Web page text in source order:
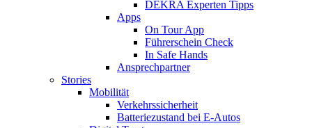
DEKRA Experten Tipps
Apps
On Tour App
Führerschein Check
In Safe Hands
Ansprechpartner
Stories
Mobilität
Verkehrssicherheit
Batteriezustand bei E-Autos